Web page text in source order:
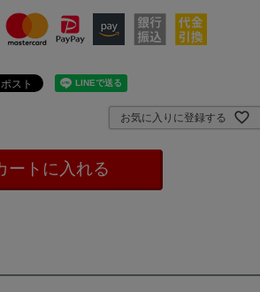
お気に入りに登録する
ートに入れる